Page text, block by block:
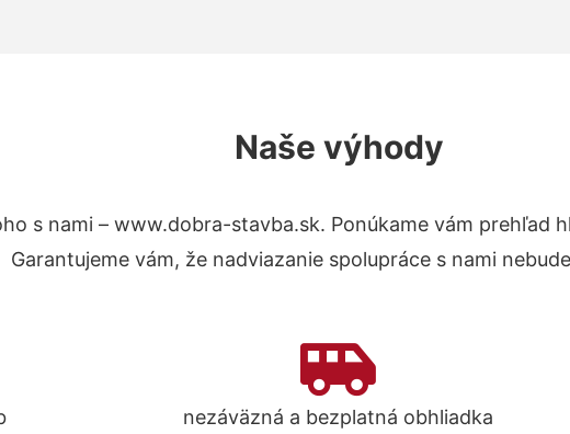
Naše výhody
s nami – www.dobra-stavba.sk. Ponúkame vám prehľad
Garantujeme vám, že nadviazanie spolupráce s nami
nezáväzná a bezplatná obhliadka